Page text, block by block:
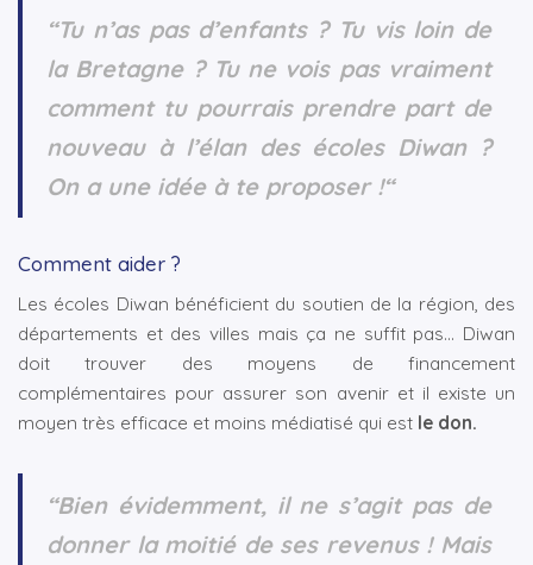
“Tu n’as pas d’enfants ? Tu vis loin de
la Bretagne ? Tu ne vois pas vraiment
comment tu pourrais prendre part de
nouveau à l’élan des écoles Diwan ?
On a une idée à te proposer !“
Comment aider ?
Les écoles Diwan bénéficient du soutien de la région, des
départements et des villes mais ça ne suffit pas... Diwan
doit trouver des moyens de financement
complémentaires pour assurer son avenir et il existe un
moyen très efficace et moins médiatisé qui est le don.
“Bien évidemment, il ne s’agit pas de
donner la moitié de ses revenus ! Mais